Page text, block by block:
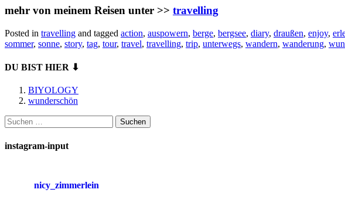
mehr von meinem Reisen unter >> travelling
Posted in travelling and tagged action, auspowern, berge, bergsee, diary, draußen, enjoy,
sommer, sonne, story, tag, tour, travel, travelling, trip, unterwegs, wandern, wanderung,
DU BIST HIER ⬇
BIYOLOGY
wunderschön
Suchen
nach:
instagram-input
nicy_zimmerlein